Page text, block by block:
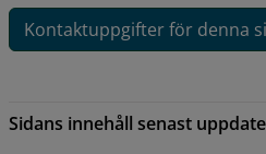
Kontaktuppgifter för denna
Sidans innehåll senast